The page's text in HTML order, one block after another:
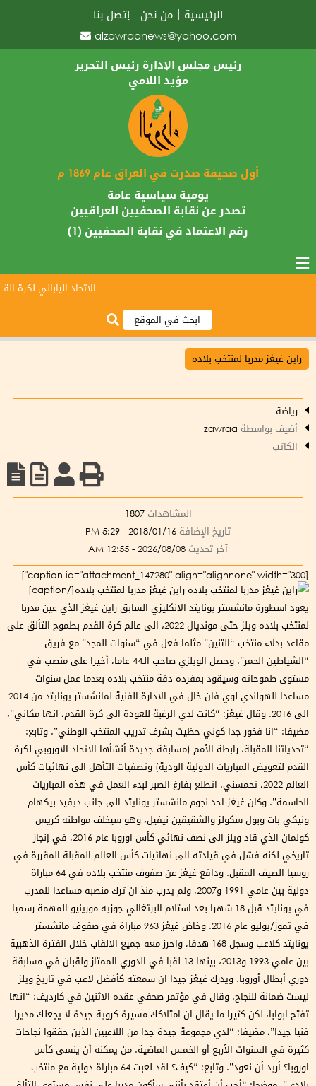
الرئيسية من نحن
إتصل بنا
alzawraanews@yahoo.com
رئيس مجلس الإدارة رئيس التحرير
مؤيد اللامي
أول صحيفة صدرت في العراق عام 1869 م
يومية سياسية عامة
تصدر عن نقابة الصحفيين العراقيين
رقم الاعتماد في نقابة الصحفيين (1)
الاتحاد الياباني لكرة
راين غيغز مدربا لمنتخب بلاده
رياضة
أضيف بواسطة
الكاتب
المشاهدات 1807
تاريخ الإضافة 2018/01/16 - 5:29 PM
آخر تحديث 2026/08/08 - 12:55 AM
[caption id="attachment_147280" align="alignnone" width="300"]
راين غيغز مدربا لمنتخب بلاده[/caption]
يعود اسطورة مانشستر يونايتد الانكليزي السابق راين غيغز الذي عين مدربا
لمنتخب بلاده ويلز حتى مونديال 2022، الى عالم كرة القدم بطموح التألق على
مقاعد بدلاء منتخب “التنين” مثلما فعل في “سنوات المجد” مع فريق
“الشياطين الحمر”. وحصل الويلزي صاحب الـ44 عاما، أخيرا على منصب في
مستوى طموحاته وسيقود بمفرده دفة منتخب بلاده بعدما عمل سنوات
مساعدا للهولندي لوي فان خال في الادارة الفنية لمانشستر يونايتد من 2014
الى 2016. وقال غيغز: “كانت لدي الرغبة للعودة الى كرة القدم، انها مكاني”،
مضيفا: “انا فخور جدا كوني حظيت بشرف تدريب المنتخب الوطني”. وتابع:
“تحدياتنا المقبلة، رابطة الأمم (مسابقة جديدة أنشأها الاتحاد الاوروبي لكرة
القدم لتعويض المباريات الدولية الودية) وتصفيات التأهل الى نهائيات كأس
العالم 2022، تحمسني. اتطلع بفارغ الصبر لبدء العمل في هذه المباريات
الحاسمة”. وكان غيغز احد نجوم مانشستر يونايتد الى جانب ديفيد بيكهام
ونيكي بات وبول سكولز والشقيقين نيفيل، وهو سيخلف مواطنه كريس
كولمان الذي قاد ويلز الى نصف نهائي كأس اوروبا عام 2016، في إنجاز
تاريخي لكنه فشل في قيادته الى نهائيات كأس العالم المقبلة المقررة في
روسيا الصيف المقبل. ودافع غيغز عن صفوف منتخب بلاده في 64 مباراة
دولية بين عامي 1991 و2007، ولم يدرب منذ ان ترك منصبه مساعدا للمدرب
في يونايتد قبل 18 شهرا بعد استلام البرتغالي جوزيه مورينيو المهمة رسميا
في تموز/يوليو عام 2016. وخاض غيغز 963 مباراة في صفوف مانشستر
يونايتد كلاعب وسجل 168 هدفا، واحرز معه جميع الالقاب خلال الفترة الذهبية
بين عامي 1993 و2013، بينها 13 لقبا في الدوري الممتاز ولقبان في مسابقة
دوري أبطال أوروبا. ويدرك غيغز جيدا ان سمعته كأفضل لاعب في تاريخ ويلز
ليست ضمانة للنجاح. وقال في مؤتمر صحفي عقده الاثنين في كارديف: “انها
تفتح ابوابا، لكن كثيرا ما يقال ان امتلاكك مسيرة كروية جيدة لا يجعلك مديرا
فنيا جيدا”، مضيفا: “لدي مجموعة جيدة جدا من اللاعبين الذين حققوا نجاحات
كثيرة في السنوات الأربع أو الخمس الماضية. من يمكنه أن ينسى كأس
اوروبا؟ أريد أن نعود”. وتابع: “كيف؟ لقد لعبت 64 مباراة دولية مع منتخب